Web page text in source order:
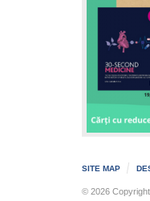
SITE MAP
© 2026 Copyright